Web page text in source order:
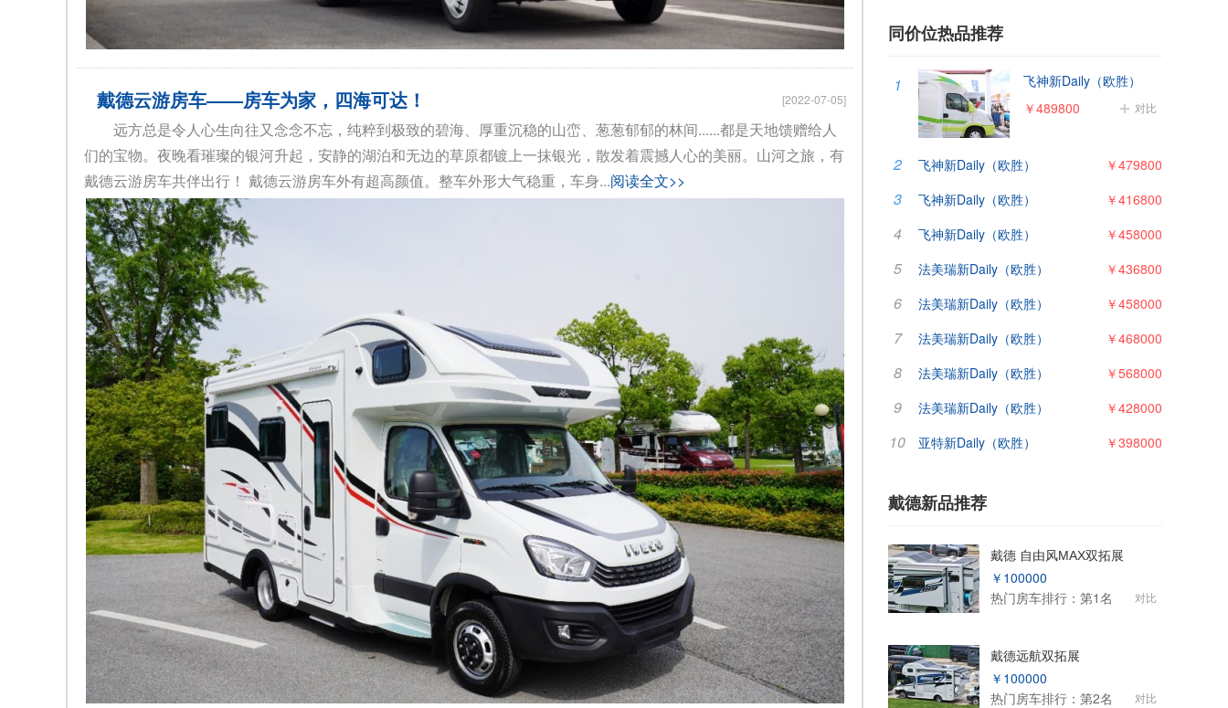
戴德云游房车——房车为家，四海可达！ [2022-07-05]
远方总是令人心生向往又念念不忘，纯粹到极致的碧海、厚重沉稳的山峦、葱葱郁郁的林间......都是天地馈赠给人
们的宝物。夜晚看璀璨的银河升起，安静的湖泊和无边的草原都镀上一抹银光，散发着震撼人心的美丽。山河之旅，有
戴德云游房车共伴出行！ 戴德云游房车外有超高颜值。整车外形大气稳重，车身...阅读全文>>
同价位热品推荐
1 飞神新Daily（欧胜）
对比
￥489800
2 飞神新Daily（欧胜） ￥479800
3 飞神新Daily（欧胜） ￥416800
4 飞神新Daily（欧胜） ￥458000
5 法美瑞新Daily（欧胜） ￥436800
6 法美瑞新Daily（欧胜） ￥458000
7 法美瑞新Daily（欧胜） ￥468000
8 法美瑞新Daily（欧胜） ￥568000
9 法美瑞新Daily（欧胜） ￥428000
10 亚特新Daily（欧胜） ￥398000
戴德新品推荐
戴德 自由风MAX双拓展
￥100000
热门房车排行：第1名
对比
戴德远航双拓展
￥100000
热门房车排行：第2名
对比